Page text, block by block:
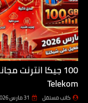
Telekom
كاتب مستقل 31 مارس 2026